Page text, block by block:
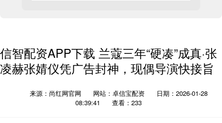
信智配资APP下载 兰蔻三年“硬凑”成真·张
凌赫张婧仪凭广告封神，现偶导演快接旨
来源：尚红网官网 网站：卓信宝配资
日期：2026-01-28
08:39:41
查看：233